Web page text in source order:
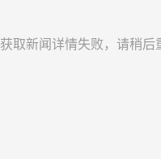
获取新闻详情失败，请稍后